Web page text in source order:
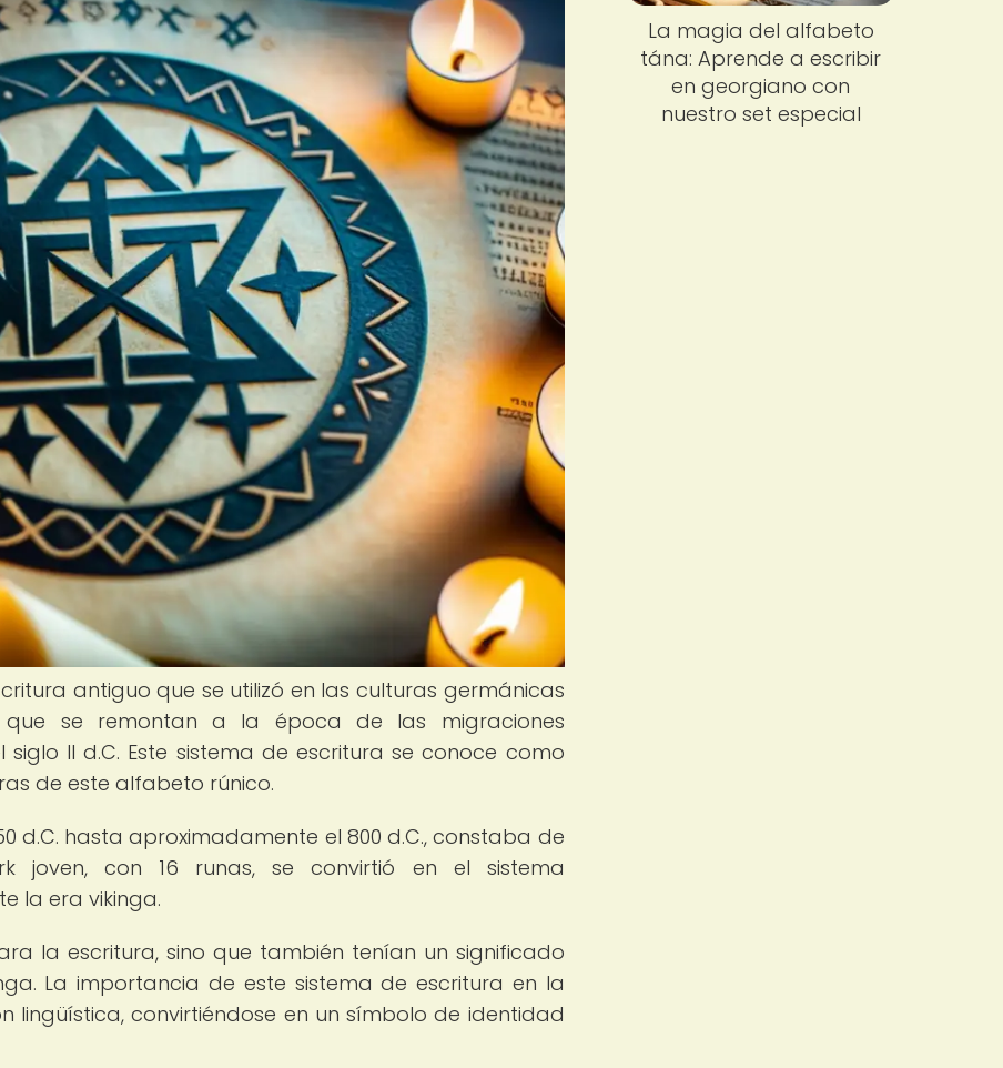
antiguo que se utilizó en las culturas germánicas
que se remontan a la época de las migraciones
II d.C. Este sistema de escritura se conoce como
de este alfabeto rúnico.
d.C. hasta aproximadamente el 800 d.C., constaba de
joven, con 16 runas, se convirtió en el sistema
la era vikinga.
la escritura, sino que también tenían un significado
La importancia de este sistema de escritura en la
lingüística, convirtiéndose en un símbolo de identidad
La magia del alfabeto
tána: Aprende a escribir
en georgiano con
nuestro set especial